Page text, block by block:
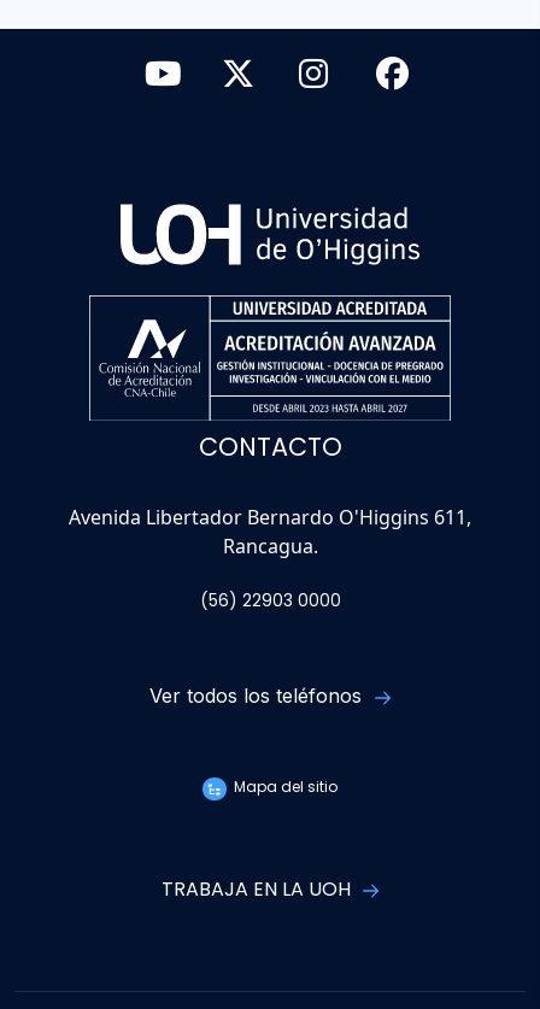
CONTACTO
Avenida Libertador Bernardo O'Higgins 611,
Rancagua.
(56) 22903 0000
Ver todos los teléfonos
Mapa del sitio
TRABAJA EN LA UOH